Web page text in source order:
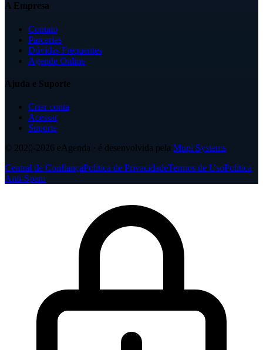
A Empresa
Contato
Parcerias
Dúvidas Frequentes
Agende Online
Ajuda e Suporte
Criar conta
Acessar
Suporte
© 2020-2026 eAgenda · é desenvolvida pela Mupi Systems
Central de ConfiançaPolítica de PrivacidadeTermos de UsoPolítica
Anti-Spam